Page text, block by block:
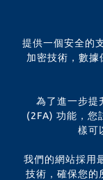
提供一個安全的
加密技術，數
為了進一步提
(2FA) 功能，您
樣可
我們的網站採用
技術，確保您的